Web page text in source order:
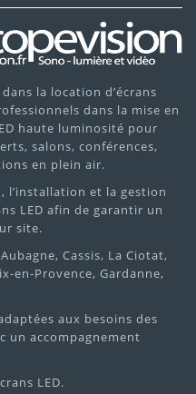
la location d’écrans
dans la mise en
haute luminosité pour
salons, conférences,
en plein air.
l’installation et la gestion
LED afin de garantir un
site.
Cassis, La Ciotat,
en-Provence, Gardanne,
aux besoins des
un accompagnement
LED.